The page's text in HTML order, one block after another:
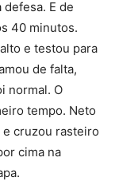
E de
40 minutos.
e testou para
de falta,
normal. O
tempo. Neto
e cruzou rasteiro
cima na